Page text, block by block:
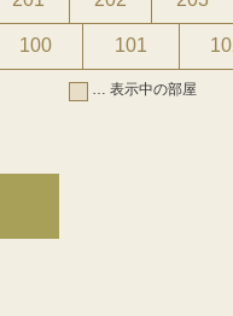
100 101
… 表示中の部屋